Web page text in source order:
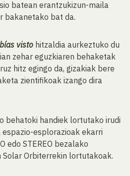
batean erantzukizun-maila
bakanetako bat da.
visto hitzaldia aurkeztuko du
zehar eguzkiaren behaketak
hitz egingo da, gizakiak bere
zientifikoak izango dira
behatoki handiek lortutako irudi
esplorazioak ekarri
edo STEREO bezalako
Solar Orbiterrekin lortutakoak.